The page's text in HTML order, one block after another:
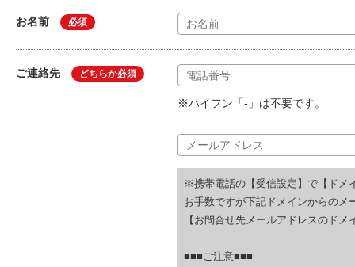
お名前 必須
ご連絡先 どちらか必須
※ハイフン「-」は不要です。
※携帯電話の【受信設定】で【ドメ
お手数ですが下記ドメインからのメ
【お問合せ先メールアドレスのドメ
■■■ご注意■■■